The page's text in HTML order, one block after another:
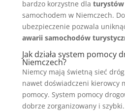
bardzo korzystne dla turystów
samochodem w Niemczech.
ubezpieczenie pozwala
awarii samochodów
Jak działa system pomocy
Niemczech?
Niemcy mają świetną sieć
nawet doświadczeni kierowcy
pomocy. System pomocy
dobrze zorganizowany i szybki.